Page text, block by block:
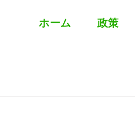
ホーム 政策